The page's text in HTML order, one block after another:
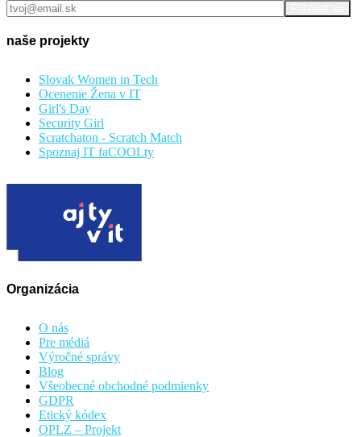
naše projekty
Slovak Women in Tech
Ocenenie Žena v IT
Girl's Day
Security Girl
Scratchaton - Scratch Match
Spoznaj IT faCOOLty
Organizácia
O nás
Pre médiá
Výročné správy
Blog
Všeobecné obchodné podmienky
GDPR
Etický kódex
OPLZ – Projekt